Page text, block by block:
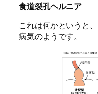
食道裂孔ヘルニア
これは何かというと
病気のようです。